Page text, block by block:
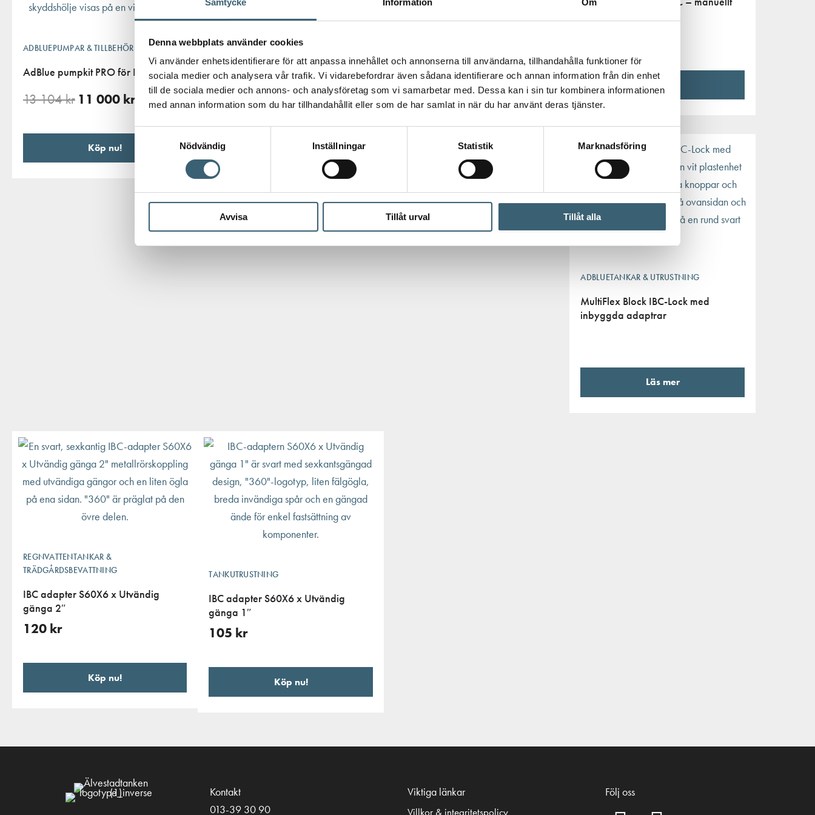
Samtycke Information Om
Denna webbplats använder cookies
Vi använder enhetsidentifierare för att anpassa innehållet och annonserna till användarna, tillhandahålla funktioner för
sociala medier och analysera vår trafik. Vi vidarebefordrar även sådana identifierare och annan information från din enhet
till de sociala medier och annons- och analysföretag som vi samarbetar med. Dessa kan i sin tur kombinera informationen
med annan information som du har tillhandahållit eller som de har samlat in när du har använt deras tjänster.
Samtyckesval
Nödvändig
Inställningar Statistik Marknadsföring
Avvisa Tillåt urval Tillåt alla
ADBLUEPUMPAR & TILLBEHÖR
AdBlue pumpkit PRO för IBC
13 104kr 11 000 kr
Köp nu!
REGNVATTENTANKAR &
TRÄDGÅRDSBEVATTNING
IBC adapter S60X6 x 3/4″
TRÄDGÅRDSBEVATTNING
IBC adapter S60X6 x Invändig
gänga 2″
Köp nu!
ADBLUETANKAR & UTRUSTNING
MultiFlex Block IBC-Lock med
inbyggda adaptrar
Läs mer
REGNVATTENTANKAR &
TRÄDGÅRDSBEVATTNING
IBC adapter S60X6 x Utvändig
gänga 2″
120 kr
Köp nu!
TANKUTRUSTNING
IBC adapter S60X6 x Utvändig
gänga 1″
105 kr
Köp nu!
Kontakt
013-39 30 90
Viktiga länkar
Villkor & integritetspolicy
Följ oss